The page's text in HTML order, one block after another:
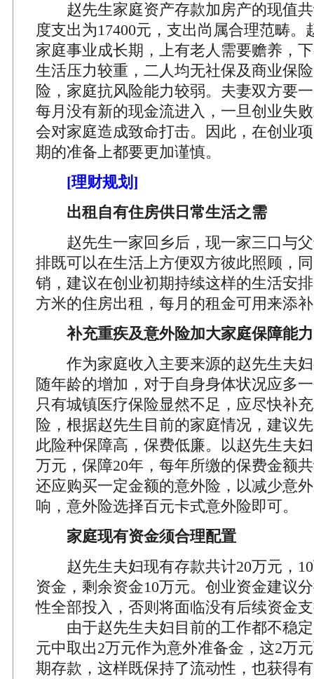
赵先生家庭资产存款加房产的现值共
度支出为17400元，支出尚属合理范畴。
家庭事业成长期，上有老人需要赡养，
生活压力较重，二人均无社保及商业保
险，家庭抗风险能力较弱。夫妻双方要
每月没有新的现金流进入，一旦创业失
会对家庭造成致命打击。因此，在创业
期的准备上都要更加谨慎。
[理财规划]
出租自有住房供日常生活之需
赵先生一家回乡后，现一家三口与父
排既可以在生活上方便双方彼此照顾，
销，建议在创业初期持续这样的生活安
方米的住房出租，每月的租金可用来添
补充重疾及意外险加大家庭保障能力
作为家庭收入主要来源的赵先生夫妇
随年龄的增加，对于自身身体状况应多
只有城镇医疗保险显然不足，应尽快补
险，根据赵先生目前的家庭情况，建议
此险种保障高，保费低廉。以赵先生夫
万元，保障20年，每年所缴的保费金额
还应购买一定金额的意外险，以减少意
响，意外险选择百元卡式意外险即可。
家庭现有资金须合理配置
赵先生夫妇现有存款共计20万元，10
资金，剩余资金10万元。创业资金建议
性全部投入，否则将面临没有后续资金
由于赵先生夫妇目前的工作都不稳定
元中取出2万元作为意外准备金，这2万
期存款，这样既保持了流动性，也获得